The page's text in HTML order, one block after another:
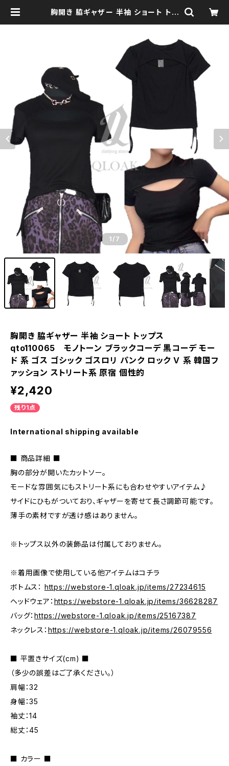
胸開き 脇ギャザー 半袖 ショート トッ
ゴシック ゴスロリ パンク ロック Ｖ 系
韓国ファッション ストリート系 原宿
個性的 | clothingstore QLOAK -
クローク-
1 /7
胸開き 脇ギャザー 半袖 ショート トップス
qto110065 モノトーン ブラックコーデ 黒コーデ モー
ド 系 ゴス ゴシック ゴスロリ パンク ロック Ｖ 系 韓国フ
ァッション ストリート系 原宿 個性的
¥2,420
残り1点
International shipping available
■ 商品詳細 ■
胸の部分が開いたカットソー。
モードな雰囲気にもストリート系にも合わせやすいアイテム♪
サイドにひもがついており、ギャザーを寄せて長さ調節可能です。
薄手の素材ですが透け感はありません。
※トップス以外の装飾品は付属しておりません。
※着用画像で使用している他アイテムはコチラ
ボトムス： https://webstore-1.qloak.jp/items/27234615
ヘッドウェア： https://webstore-1.qloak.jp/items/36628287
バッグ：https://webstore-1.qloak.jp/items/25167387
ネックレス： https://webstore-1.qloak.jp/items/26079556
■ 平置きサイズ(cm) ■
（多少の誤差はご了承ください。）
肩幅：32
身幅：35
袖丈：14
総丈：45
■ カラー ■